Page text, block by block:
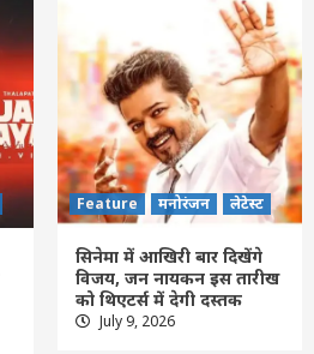
Feature मनोरंजन लेटेस्ट
सिनेमा में आखिरी बार दिखेंगे
विजय, जन नायकन इस तारीख
को थिएटर्स में देगी दस्तक
July 9, 2026